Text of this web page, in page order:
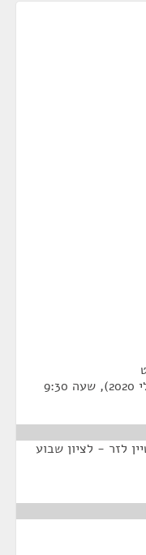
לזר - לציון שבוע